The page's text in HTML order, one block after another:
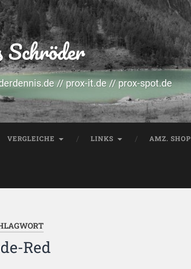
Schröder
// prox-it.de // prox-spot.de
VERGLEICHE LINKS AMZ. SHOP
Red